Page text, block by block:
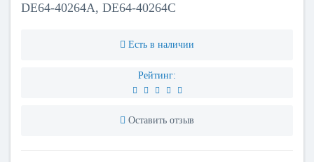
DE64-40264A, DE64-40264C
Есть в наличии
Рейтинг:
Оставить отзыв